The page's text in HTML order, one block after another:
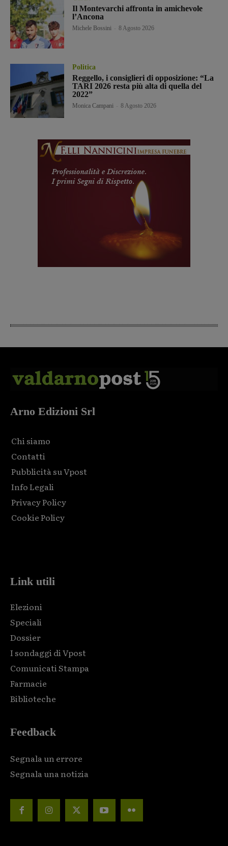
Il Montevarchi affronta in amichevole
l’Ancona
Michele Bossini 8 Agosto 2026
Politica
Reggello, i consiglieri di opposizione: “La
TARI 2026 resta più alta di quella del
2022”
Monica Campani 8 Agosto 2026
Arno Edizioni Srl
Chi siamo
Contatti
Pubblicità su Vpost
Info Legali
Privacy Policy
Cookie Policy
Link utili
Elezioni
Speciali
Dossier
I sondaggi di Vpost
Comunicati Stampa
Farmacie
Biblioteche
Feedback
Segnala un errore
Segnala una notizia